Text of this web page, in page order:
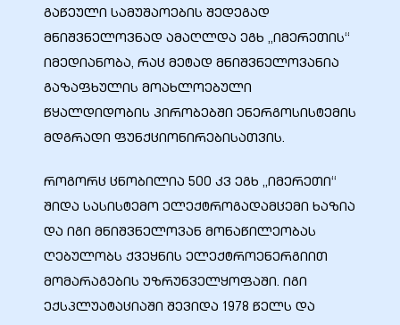
გაწეული სამუშაოების შედეგად
მნიშვნელოვნად ამაღლდა ეგხ „იმერეთის“
იმედიანობა, რაც მეტად მნიშვნელოვანია
გაზაფხულის მოახლოებული
წყალდიდობის პირობებში ენერგოსისტემის
მდგრადი ფუნქციონირებისათვის.
როგორც ცნობილია 500 კვ ეგხ „იმერეთი“
შიდა სასისტემო ელექტროგადამცემი ხაზია
და იგი მნიშვნელოვან მონაწილეობას
ღებულობს ქვეყნის ელექტროენერგიით
მომარაგების უზრუნველყოფაში. იგი
ექსპლუატაციაში შევიდა 1978 წელს და